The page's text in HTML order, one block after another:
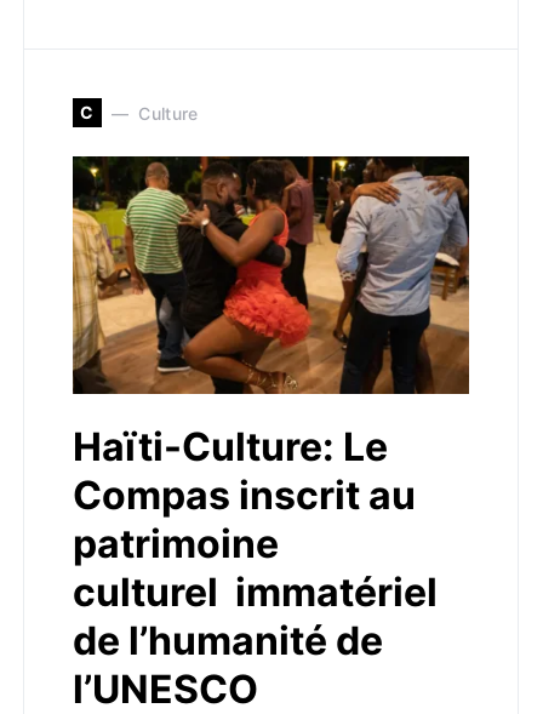
C Culture
Haïti-Culture: Le
Compas inscrit au
patrimoine
culturel immatériel
de l’humanité de
l’UNESCO